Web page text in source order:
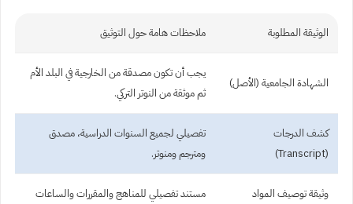
الوثيقة المطلوبة ملاحظات هامة حول التوثيق
الشهادة الجامعية (الأصل)
يجب أن تكون مصدقة من الخارجية في البلد الأم
ثم موثقة من النوتر التركي.
كشف الدرجات
(Transcript)
تفصيلي لجميع السنوات الدراسية، مصدق
ومترجم ومنوتر.
وثيقة توصيف المواد
مستند تفصيلي للمناهج والمقررات والساعات